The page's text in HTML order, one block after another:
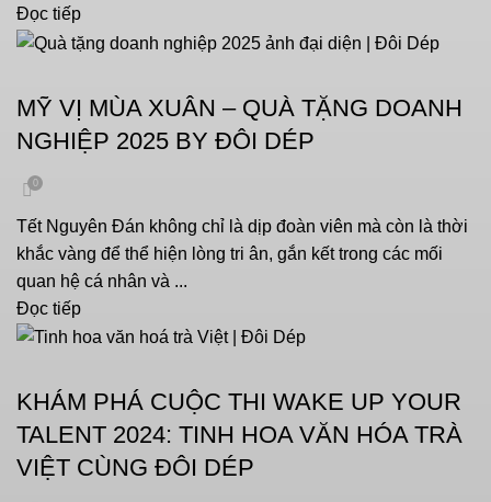
Đọc tiếp
MỸ VỊ MÙA XUÂN – QUÀ TẶNG DOANH
NGHIỆP 2025 BY ĐÔI DÉP
0
Tết Nguyên Đán không chỉ là dịp đoàn viên mà còn là thời
khắc vàng để thể hiện lòng tri ân, gắn kết trong các mối
quan hệ cá nhân và ...
Đọc tiếp
KHÁM PHÁ CUỘC THI WAKE UP YOUR
TALENT 2024: TINH HOA VĂN HÓA TRÀ
VIỆT CÙNG ĐÔI DÉP